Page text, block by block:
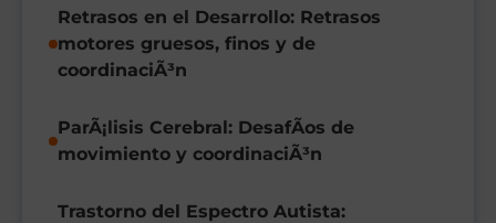
Retrasos en el Desarrollo: Retrasos
motores gruesos, finos y de
coordinaciÃ³n
ParÃ¡lisis Cerebral: DesafÃ­os de
movimiento y coordinaciÃ³n
Trastorno del Espectro Autista: